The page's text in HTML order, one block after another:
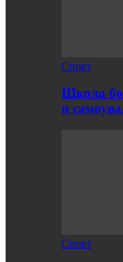
Спорт
Школа
и
Спорт